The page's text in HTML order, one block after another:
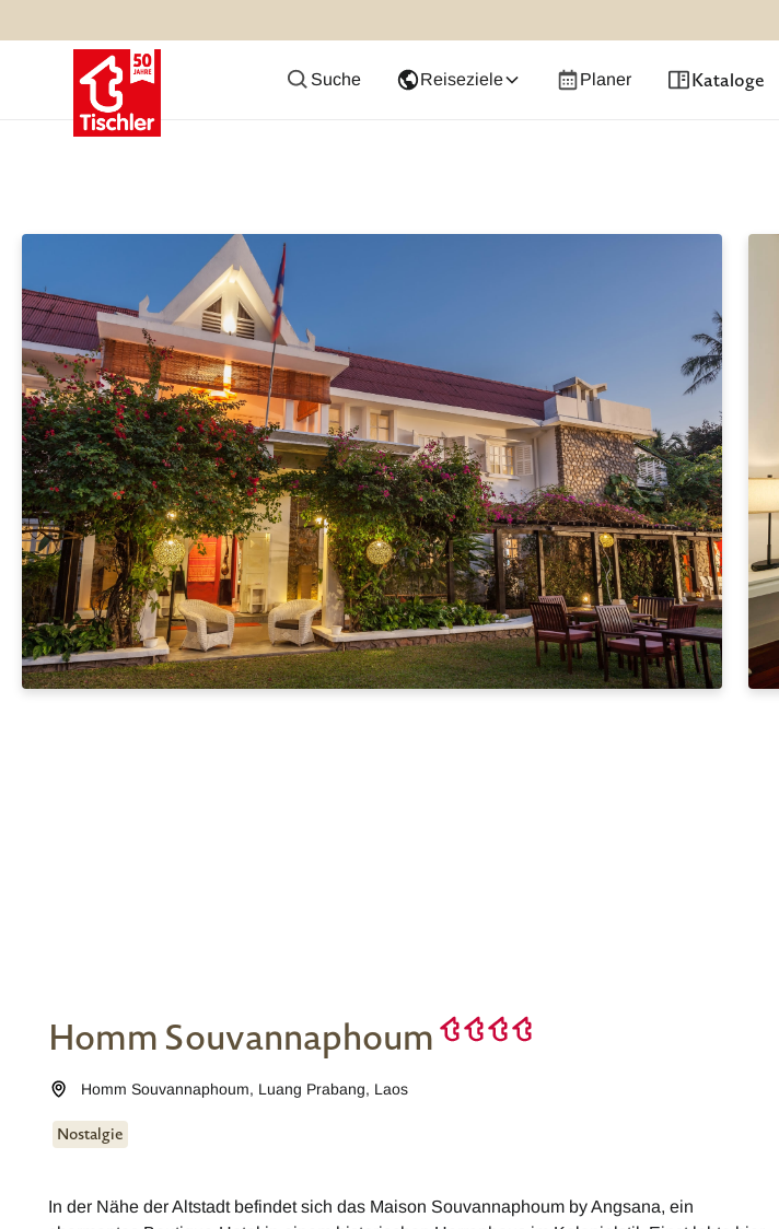
Suche Reiseziele Planer Kataloge
Homm Souvannaphoum
Homm Souvannaphoum, Luang Prabang, Laos
Nostalgie
In der Nähe der Altstadt befindet sich das Maison Souvannaphoum by Angsana, ein